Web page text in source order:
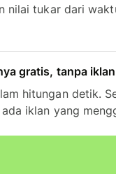
nilai tukar dari
gratis, tanpa iklan
hitungan detik.
iklan yang